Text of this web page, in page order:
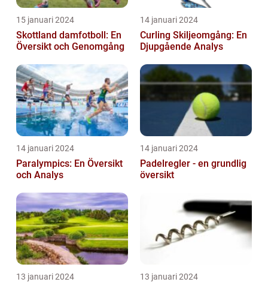
15 januari 2024
Skottland damfotboll: En
Översikt och Genomgång
14 januari 2024
Curling Skiljeomgång: En
Djupgående Analys
14 januari 2024
Paralympics: En Översikt
och Analys
14 januari 2024
Padelregler - en grundlig
översikt
13 januari 2024 13 januari 2024